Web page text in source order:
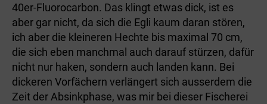
40er-Fluorocarbon. Das klingt etwas dick, ist es
aber gar nicht, da sich die Egli kaum daran stören,
ich aber die kleineren Hechte bis maximal 70 cm,
die sich eben manchmal auch darauf stürzen, dafür
nicht nur haken, sondern auch landen kann. Bei
dickeren Vorfächern verlängert sich ausserdem die
Zeit der Absinkphase, was mir bei dieser Fischerei